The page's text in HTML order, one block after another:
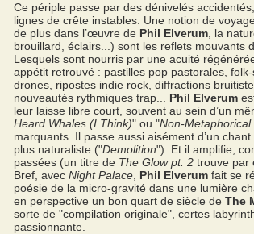
Ce périple passe par des dénivelés
lignes de crête instables. Une notion de
de plus dans l’œuvre de Phil Elverum , la
brouillard, éclairs...) sont les reflets mouvants
Lesquels sont nourris par une acuité
appétit retrouvé : pastilles pop pastorales,
drones, ripostes indie rock, diffractions
nouveautés rythmiques trap... Phil Elverum
leur laisse libre court, souvent au sein d’un
Heard Whales (I Think)" ou "Non-Metaphorical
marquants. Il passe aussi aisément d’un
plus naturaliste ("Demolition"). Et il amplifie,
passées (un titre de The Glow pt. 2 trouve par
Bref, avec Night Palace Phil Elverum fait se
poésie de la micro-gravité dans une lumière
en perspective un bon quart de siècle de The
sorte de "compilation originale", certes
passionnante.